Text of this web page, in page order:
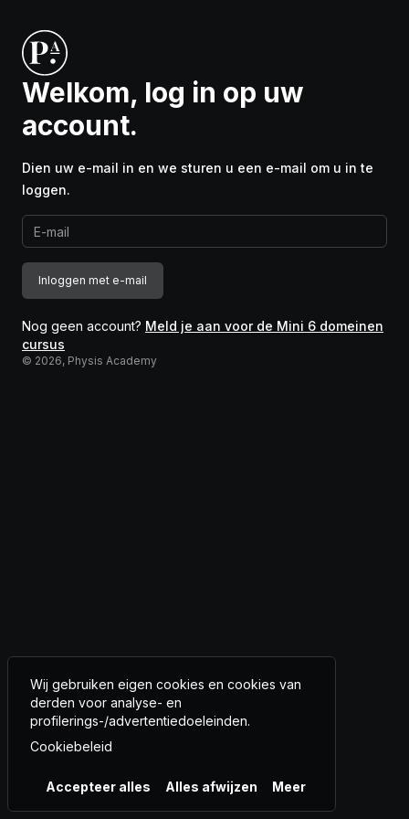
Welkom, log in op uw
account.
Dien uw e-mail in en we sturen u een e-mail om u in te
loggen.
Inloggen met e-mail
Nog geen account? Meld je aan voor de Mini 6 domeinen
cursus
© 2026, Physis Academy
Wij gebruiken eigen cookies en cookies van
derden voor analyse- en
profilerings-/advertentiedoeleinden.
Cookiebeleid
Accepteer alles Alles afwijzen Meer